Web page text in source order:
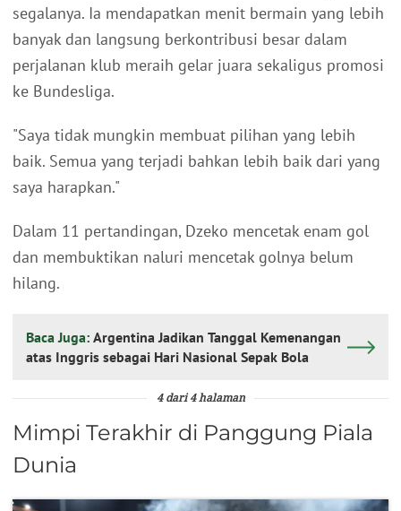
segalanya. Ia mendapatkan menit bermain yang lebih
banyak dan langsung berkontribusi besar dalam
perjalanan klub meraih gelar juara sekaligus promosi
ke Bundesliga.
"Saya tidak mungkin membuat pilihan yang lebih
baik. Semua yang terjadi bahkan lebih baik dari yang
saya harapkan."
Dalam 11 pertandingan, Dzeko mencetak enam gol
dan membuktikan naluri mencetak golnya belum
hilang.
Baca Juga: Argentina Jadikan Tanggal Kemenangan
atas Inggris sebagai Hari Nasional Sepak Bola
4 dari 4 halaman
Mimpi Terakhir di Panggung Piala
Dunia